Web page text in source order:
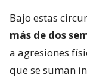
Bajo estas
más de dos
a agresiones
que se suman